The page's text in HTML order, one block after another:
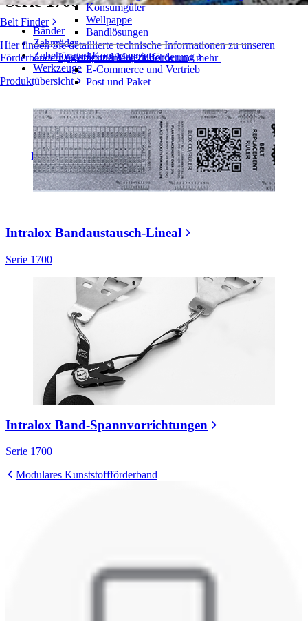
Belt Finder
Hier finden Sie detaillierte technische Informationen zu unseren
Förderbändern, Komponenten, Zubehör und mehr
Produktübersicht
Konsumgüter
Wellpappe
Bandlösungen
Logistik und Materialförderung
E-Commerce und Vertrieb
Post und Paket
Reifen
Automobilindustrie
EV-Batterien
Industrieproduktion
Branchenübersicht
Bänder
Zahnräder
Zubehör und Komponenten
Werkzeuge
Intralox Bandaustausch-Lineal
Serie 1700
Intralox Band-Spannvorrichtungen
Serie 1700
Modulares Kunststoffförderband